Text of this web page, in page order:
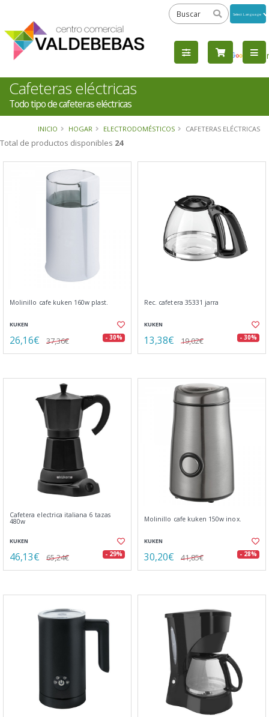
by
Cafeteras eléctricas
Todo tipo de cafeteras eléctricas
INICIO HOGAR ELECTRODOMÉSTICOS CAFETERAS ELÉCTRICAS
Total de productos disponibles 24
Molinillo cafe kuken 160w plast.
KUKEN
26,16€ 37,36€ - 30%
Rec. cafetera 35331 jarra
KUKEN
13,38€ 19,02€ - 30%
Cafetera electrica italiana 6 tazas
480w
KUKEN
46,13€ 65,24€ - 29%
Molinillo cafe kuken 150w inox.
KUKEN
30,20€ 41,85€ - 28%